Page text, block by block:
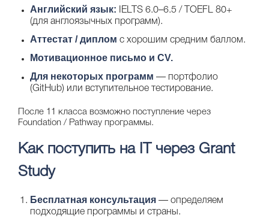
Английский язык: IELTS 6.0–6.5 / TOEFL 80+
(для англоязычных программ).
Аттестат / диплом с хорошим средним баллом.
Мотивационное письмо и CV.
Для некоторых программ — портфолио
(GitHub) или вступительное тестирование.
После 11 класса возможно поступление через
Foundation / Pathway программы.
Как поступить на IT через Grant
Study
Бесплатная консультация — определяем
подходящие программы и страны.